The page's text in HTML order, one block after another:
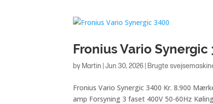
Fronius Vario Synergic
by Martin |Jun 30, 2026 Brugte
Fronius Vario Synergic 3400 Kr. 8.900
amp Forsyning 3 faset 400V 50-60Hz